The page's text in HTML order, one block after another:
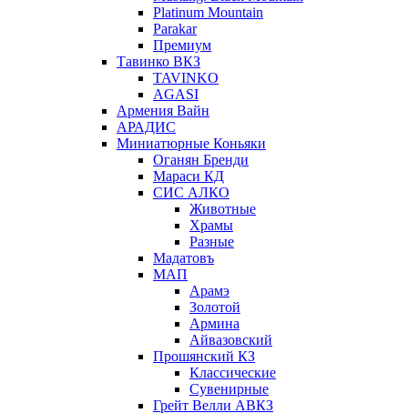
Platinum Mountain
Parakar
Премиум
Тавинко ВКЗ
TAVINKO
AGASI
Армения Вайн
АРАДИС
Миниатюрные Коньяки
Оганян Бренди
Мараси КД
СИС АЛКО
Животные
Храмы
Разные
Мадатовъ
МАП
Арамэ
Золотой
Армина
Айвазовский
Прошянский КЗ
Классические
Сувенирные
Грейт Велли АВКЗ